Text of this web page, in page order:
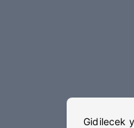
Gidilecek